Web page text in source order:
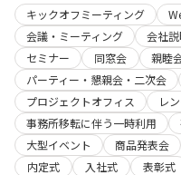
キックオフミーティング
会議・ミーティング
会社
セミナー
同窓会 親睦
パーティー・懇親会・二次会
プロジェクトオフィス
レ
事務所移転に伴う一時利用
大型イベント
商品発表会
内定式
入社式 表彰式